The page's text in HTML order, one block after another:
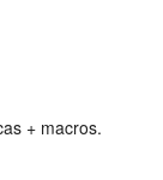
+ macros.